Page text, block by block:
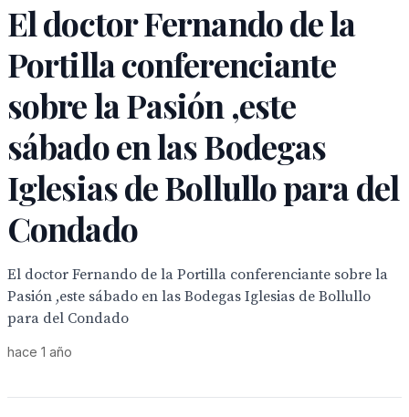
El doctor Fernando de la
Portilla conferenciante
sobre la Pasión ,este
sábado en las Bodegas
Iglesias de Bollullo para del
Condado
El doctor Fernando de la Portilla conferenciante sobre la
Pasión ,este sábado en las Bodegas Iglesias de Bollullo
para del Condado
hace 1 año